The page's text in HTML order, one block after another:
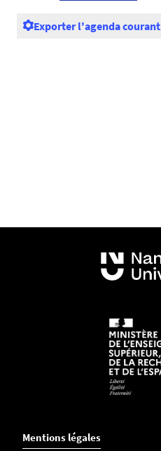
Exporter l'agenda courant
Mentions légales